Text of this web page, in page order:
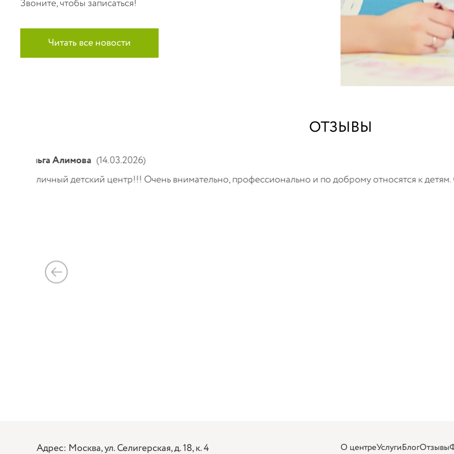
Звоните, чтобы записаться!
Читать все новости
ОТЗЫВЫ
АА (22.01.2026)
Водим ребенка уже более 5 лет. Результаты потрясающие. Спасибо огромное руководителю
Адрес: Москва, ул. Селигерская, д. 18, к. 4 О центреУслугиБлогОтзывы